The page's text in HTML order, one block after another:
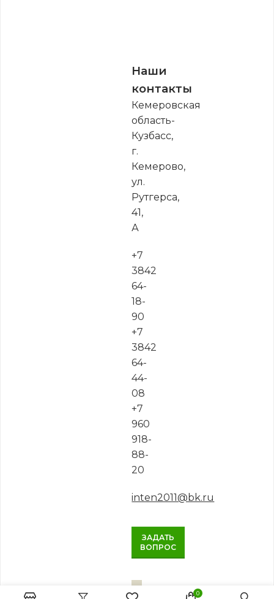
Наши
контакты
Кемеровская
область-
Кузбасс,
г.
Кемерово,
ул.
Рутгерса,
41,
А
+7
3842
64-
18-
90
+7
3842
64-
44-
08
+7
960
918-
88-
20
inten2011@bk.ru
ЗАДАТЬ
ВОПРОС
0